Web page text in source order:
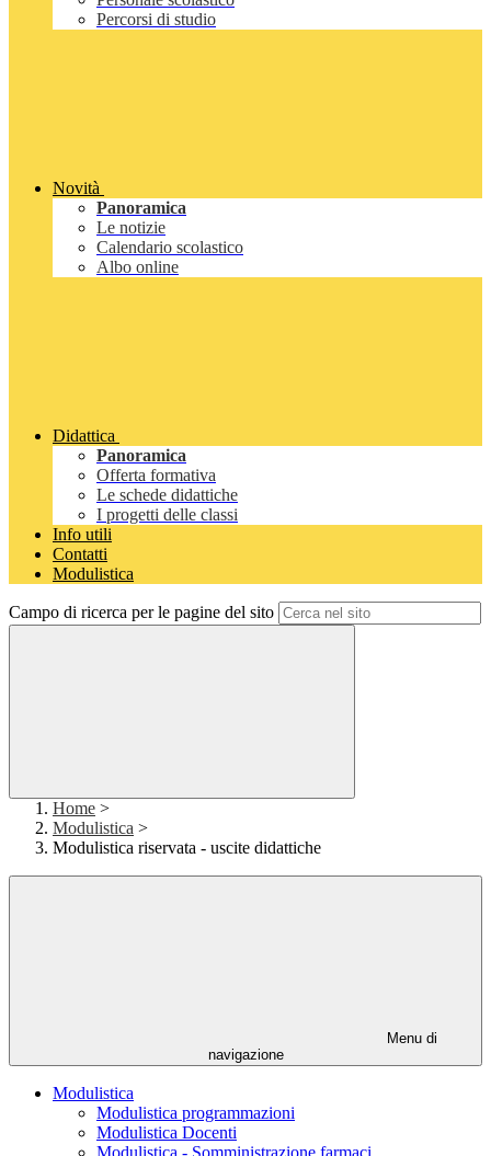
Percorsi di studio
Novità
Panoramica
Le notizie
Calendario scolastico
Albo online
Didattica
Panoramica
Offerta formativa
Le schede didattiche
I progetti delle classi
Info utili
Contatti
Modulistica
Campo di ricerca per le pagine del sito
Home >
Modulistica >
Modulistica riservata - uscite didattiche
Menu di
navigazione
Modulistica
Modulistica programmazioni
Modulistica Docenti